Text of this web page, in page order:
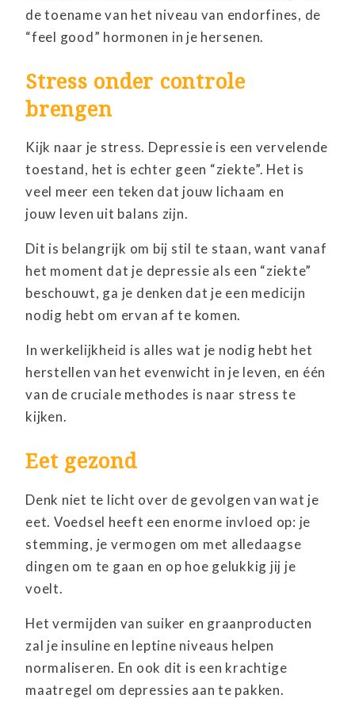
de toename van het niveau van endorfines, de
“feel good” hormonen in je hersenen.
Stress onder controle
brengen
Kijk naar je stress. Depressie is een vervelende
toestand, het is echter geen “ziekte”. Het is
veel meer een teken dat jouw lichaam en
jouw leven uit balans zijn.
Dit is belangrijk om bij stil te staan, want vanaf
het moment dat je depressie als een “ziekte”
beschouwt, ga je denken dat je een medicijn
nodig hebt om ervan af te komen.
In werkelijkheid is alles wat je nodig hebt het
herstellen van het evenwicht in je leven, en één
van de cruciale methodes is naar stress te
kijken.
Eet gezond
Denk niet te licht over de gevolgen van wat je
eet. Voedsel heeft een enorme invloed op: je
stemming, je vermogen om met alledaagse
dingen om te gaan en op hoe gelukkig jij je
voelt.
Het vermijden van suiker en graanproducten
zal je insuline en leptine niveaus helpen
normaliseren. En ook dit is een krachtige
maatregel om depressies aan te pakken.